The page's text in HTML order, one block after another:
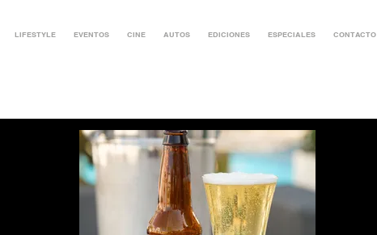
LIFESTYLE EVENTOS CINE AUTOS EDICIONES ESPECIALES CONTACTO